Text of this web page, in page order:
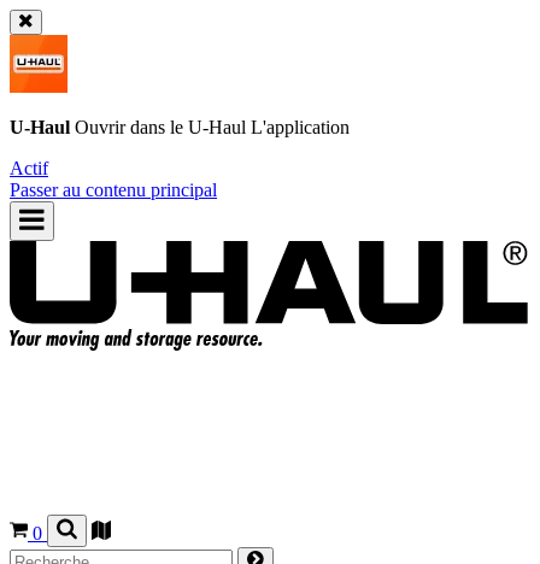
U-Haul Ouvrir dans le U-Haul L'application
Actif
Passer au contenu principal
0